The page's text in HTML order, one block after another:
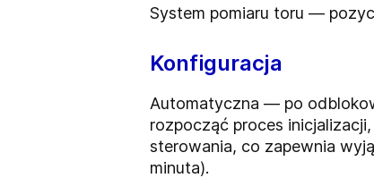
System pomiaru toru —
Konfiguracja
Automatyczna — po
rozpocząć proces
sterowania, co zapewnia
minuta).